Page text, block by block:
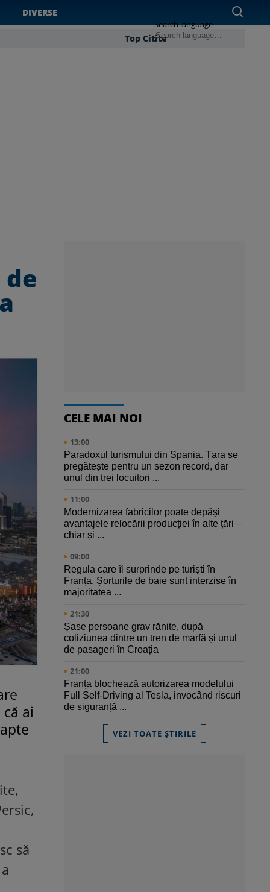
DIVERSE
Top Citite
Search language
ai
să
CELE MAI NOI
13:00
Paradoxul turismului din Spania. Țara se
pregătește pentru un sezon record, dar
unul din trei locuitori ...
11:00
Modernizarea fabricilor poate depăși
avantajele relocării producției în alte țări –
chiar și ...
09:00
Regula care îi surprinde pe turiști în
Franța. Șorturile de baie sunt interzise în
majoritatea ...
21:30
Șase persoane grav rănite, după
coliziunea dintre un tren de marfă și unul
de pasageri în Croația
21:00
Franța blochează autorizarea modelului
Full Self-Driving al Tesla, invocând riscuri
de siguranță ...
VEZI TOATE ȘTIRILE